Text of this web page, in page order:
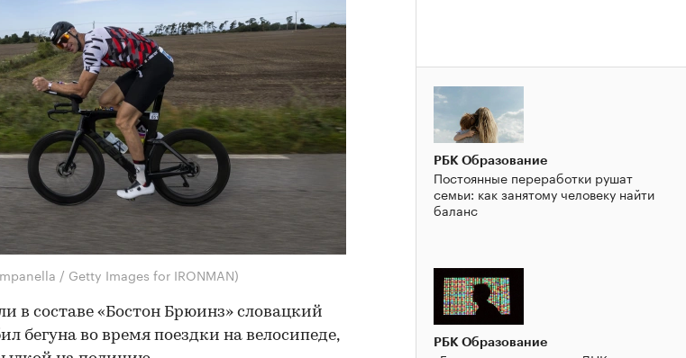
/ Getty Images for IRONMAN)
в составе «Бостон Брюинз» словацкий
бегуна во время поездки на велосипеде,
РБК Образование
Постоянные переработки рушат
семьи: как занятому человеку найти
баланс
РБК Образование